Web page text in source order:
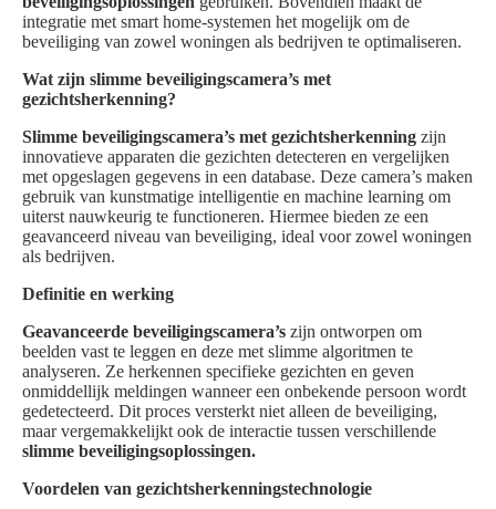
integratie met smart home-systemen het mogelijk om de
beveiliging van zowel woningen als bedrijven te optimaliseren.
Wat zijn slimme beveiligingscamera’s met
gezichtsherkenning?
Slimme beveiligingscamera’s met gezichtsherkenning zijn
innovatieve apparaten die gezichten detecteren en vergelijken
met opgeslagen gegevens in een database. Deze camera’s maken
gebruik van kunstmatige intelligentie en machine learning om
uiterst nauwkeurig te functioneren. Hiermee bieden ze een
geavanceerd niveau van beveiliging, ideal voor zowel woningen
als bedrijven.
Definitie en werking
Geavanceerde beveiligingscamera’s zijn ontworpen om
beelden vast te leggen en deze met slimme algoritmen te
analyseren. Ze herkennen specifieke gezichten en geven
onmiddellijk meldingen wanneer een onbekende persoon wordt
gedetecteerd. Dit proces versterkt niet alleen de beveiliging,
maar vergemakkelijkt ook de interactie tussen verschillende
slimme beveiligingsoplossingen.
Voordelen van gezichtsherkenningstechnologie